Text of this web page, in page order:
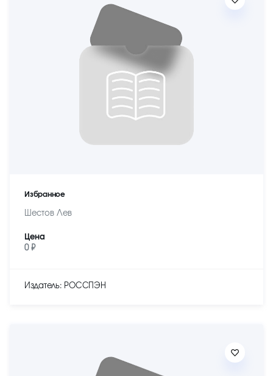
Избранное
Шестов Лев
Цена
0 ₽
Издатель: РОССПЭН